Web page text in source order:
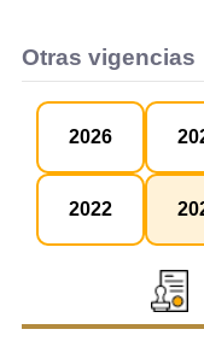
Otras vigencias
2026
2022